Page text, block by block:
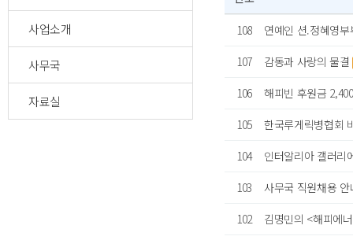
사업소개
사무국
자료실
108
연예인 션.정혜영
107
감동과 사랑의 물결
106
해피빈 후원금
105
한국루게릭병협회
104
인터알리아 갤러리
103
사무국 직원채용 안
102
김명민의 <해피에